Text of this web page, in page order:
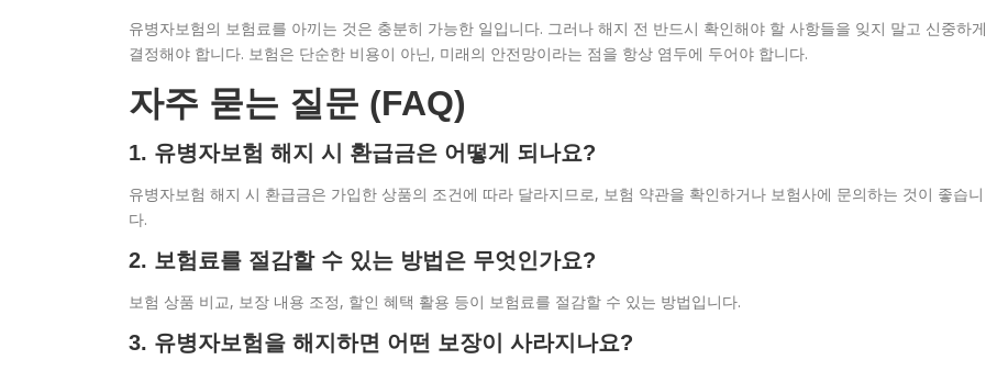
유병자보험의 보험료를 아끼는 것은 충분히 가능한 일입니다. 그러나 해지 전 반드시 확인해야 할 사항들을 잊지 말고 신중하게
결정해야 합니다. 보험은 단순한 비용이 아닌, 미래의 안전망이라는 점을 항상 염두에 두어야 합니다.
자주 묻는 질문 (FAQ)
1. 유병자보험 해지 시 환급금은 어떻게 되나요?
유병자보험 해지 시 환급금은 가입한 상품의 조건에 따라 달라지므로, 보험 약관을 확인하거나 보험사에 문의하는 것이 좋습니
다.
2. 보험료를 절감할 수 있는 방법은 무엇인가요?
보험 상품 비교, 보장 내용 조정, 할인 혜택 활용 등이 보험료를 절감할 수 있는 방법입니다.
3. 유병자보험을 해지하면 어떤 보장이 사라지나요?